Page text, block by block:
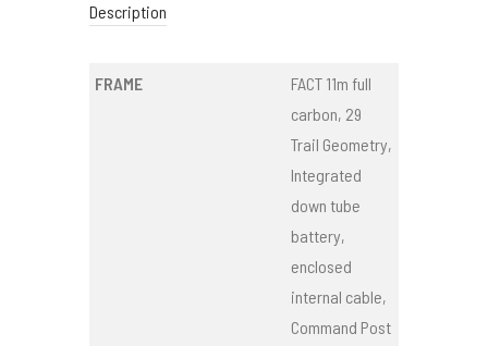
Description
FRAME
FACT 11m full
carbon, 29
Trail Geometry,
Integrated
down tube
battery,
enclosed
internal cable,
Command Post